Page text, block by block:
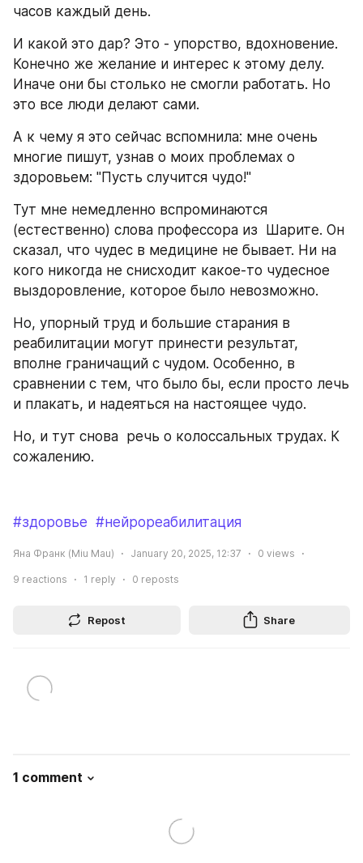
часов каждый день.
И какой это дар? Это - упорство, вдохновение.
Конечно же желание и интерес к этому делу.
Иначе они бы столько не смогли работать. Но
это все люди делают сами.
А к чему я это сейчас вспомнила: мне очень
многие пишут, узнав о моих проблемах о
здоровьем: "Пусть случится чудо!"
Тут мне немедленно вспроминаются
(естественно) слова профессора из  Шарите. Он
сказал, что чудес в медицине не бывает. Ни на
кого никогда не снисходит какое-то чудесное
выздоровление, которое было невозможно.
Но, упорный труд и большие старания в
реабилитации могут принести результат,
вполне граничащий с чудом. Особенно, в
сравнении с тем, что было бы, если просто лечь
и плакать, и надеяться на настоящее чудо.
Но, и тут снова  речь о колоссальных трудах. К
сожалению.
#здоровье #нейрореабилитация
Яна Франк (Miu Mau) January 20, 2025, 12:37 0 views
9 reactions 1 reply 0 reposts
Repost Share
1 comment